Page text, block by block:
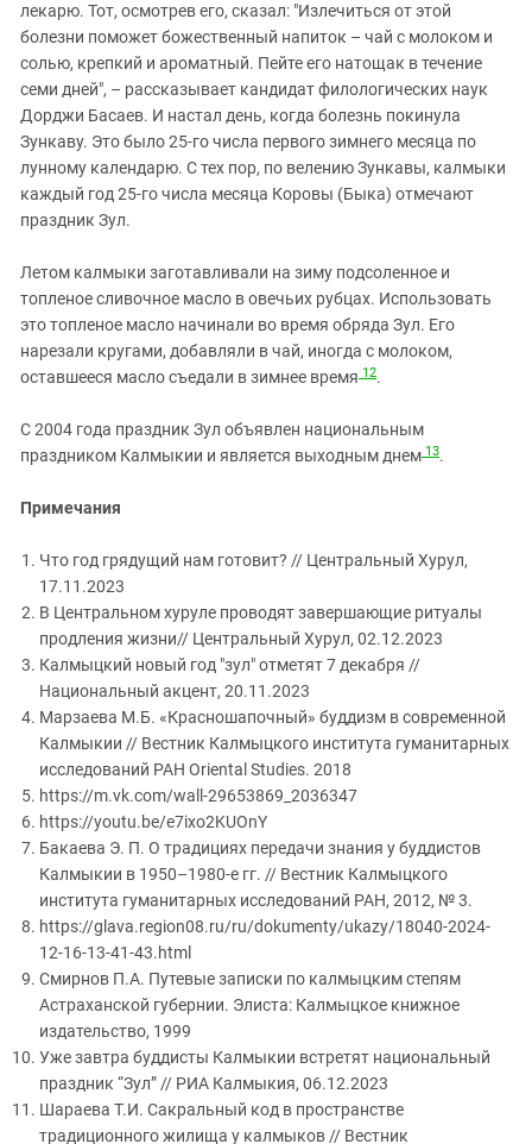
лекарю. Тот, осмотрев его, ска­зал: "Излечиться от этой
болезни поможет боже­ственный напиток – чай с молоком и
солью, крепкий и ароматный. Пейте его натощак в течение
семи дней", – рассказывает кандидат филологических наук
Дорджи Басаев. И настал день, когда болезнь покинула
Зункаву. Это было 25-го числа первого зимнего месяца по
лунному календарю. С тех пор, по велению Зункавы, калмыки
каждый год 25-го числа месяца Коровы (Быка) отмечают
праздник Зул.
Летом калмыки заготавливали на зиму подсоленное и
топленое сливочное масло в овечьих рубцах. Использовать
это топленое масло начинали во время обряда Зул. Его
нарезали кругами, добавляли в чай, иногда с молоком,
оставшееся масло съедали в зимнее время 12.
С 2004 года праздник Зул объявлен национальным
праздником Калмыкии и является выходным днем 13.
Примечания
Что год грядущий нам готовит? // Центральный Хурул,
17.11.2023
В Центральном хуруле проводят завершающие ритуалы
продления жизни// Центральный Хурул, 02.12.2023
Калмыцкий новый год "зул" отметят 7 декабря //
Национальный акцент, 20.11.2023
Марзаева М.Б. «Красношапочный» буддизм в современной
Калмыкии // Вестник Калмыцкого института гуманитарных
исследований РАН Oriental Studies. 2018
https://m.vk.com/wall-29653869_2036347
https://youtu.be/e7ixo2KUOnY
Бакаева Э. П. О традициях передачи знания у буддистов
Калмыкии в 1950–1980-е гг. // Вестник Калмыцкого
института гуманитарных исследований РАН, 2012, № 3.
https://glava.region08.ru/ru/dokumenty/ukazy/18040-2024-
12-16-13-41-43.html
Смирнов П.А. Путевые записки по калмыцким степям
Астраханской губернии. Элиста: Калмыцкое книжное
издательство, 1999
Уже завтра буддисты Калмыкии встретят национальный
праздник “Зул” // РИА Калмыкия, 06.12.2023
Шараева Т.И. Сакральный код в пространстве
традиционного жилища у калмыков // Вестник